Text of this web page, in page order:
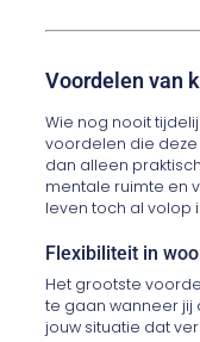
Voordelen van
Wie nog nooit
voordelen die
dan alleen
mentale ruimte en
leven toch al volop
Flexibiliteit in
Het grootste
te gaan wanneer jij
jouw situatie dat